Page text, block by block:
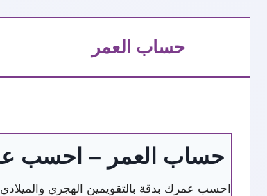
حساب العمر
حساب العمر – احسب
احسب عمرك بدقة بالتقويمين الهجري والميلادي